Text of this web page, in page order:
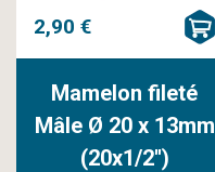
2,90 €
Mamelon fileté
Mâle Ø 20 x 13mm
(20x1/2'')